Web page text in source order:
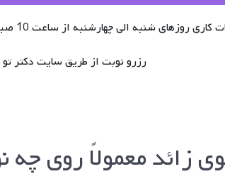
روزهای شنبه الی چهارشنبه از ساعت 10 صبح الی 15:30 بعدازظهر
رزرو نوبت از طریق سایت دکتر تو
زائد معمولاً روی